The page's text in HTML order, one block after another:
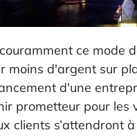
ce mode
moins d'argent sur
d'une
prometteur pour les
clients s’attendront